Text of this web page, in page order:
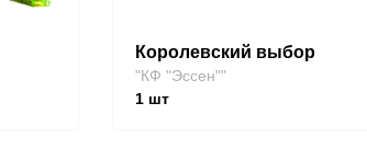
Королевский выбор
"КФ "Эссен""
1 шт